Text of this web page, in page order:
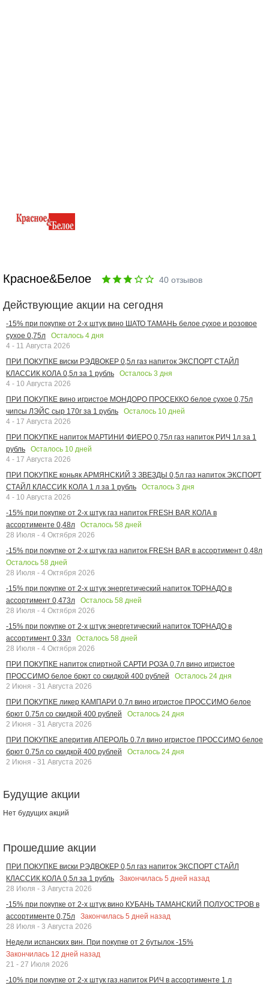
Красное&Белое 40 отзывов
Действующие акции на сегодня
-15% при покупке от 2-х штук вино ШАТО ТАМАНЬ белое сухое и розовое
сухое 0,75л
Осталось 4 дня
4 - 11 Августа 2026
ПРИ ПОКУПКЕ виски РЭДВОКЕР 0,5л газ напиток ЭКСПОРТ СТАЙЛ
КЛАССИК КОЛА 0,5л за 1 рубль
Осталось 3 дня
4 - 10 Августа 2026
ПРИ ПОКУПКЕ вино игристое МОНДОРО ПРОСЕККО белое сухое 0,75л
чипсы ЛЭЙС сыр 170г за 1 рубль
Осталось 10 дней
4 - 17 Августа 2026
ПРИ ПОКУПКЕ напиток МАРТИНИ ФИЕРО 0,75л газ напиток РИЧ 1л за 1
рубль
Осталось 10 дней
4 - 17 Августа 2026
ПРИ ПОКУПКЕ коньяк АРМЯНСКИЙ 3 ЗВЕЗДЫ 0,5л газ напиток ЭКСПОРТ
СТАЙЛ КЛАССИК КОЛА 1 л за 1 рубль
Осталось 3 дня
4 - 10 Августа 2026
-15% при покупке от 2-х штук газ напиток FRESH BAR КОЛА в
ассортименте 0,48л
Осталось 58 дней
28 Июля - 4 Октября 2026
-15% при покупке от 2-х штук газ напиток FRESH BAR в ассортимент 0,48л
Осталось 58 дней
28 Июля - 4 Октября 2026
-15% при покупке от 2-х штук энергетический напиток ТОРНАДО в
ассортимент 0,473л
Осталось 58 дней
28 Июля - 4 Октября 2026
-15% при покупке от 2-х штук энергетический напиток ТОРНАДО в
ассортимент 0,33л
Осталось 58 дней
28 Июля - 4 Октября 2026
ПРИ ПОКУПКЕ напиток спиртной САРТИ РОЗА 0.7л вино игристое
ПРОССИМО белое брют со скидкой 400 рублей
Осталось 24 дня
2 Июня - 31 Августа 2026
ПРИ ПОКУПКЕ ликер КАМПАРИ 0.7л вино игристое ПРОССИМО белое
брют 0.75л со скидкой 400 рублей
Осталось 24 дня
2 Июня - 31 Августа 2026
ПРИ ПОКУПКЕ аперитив АПЕРОЛЬ 0.7л вино игристое ПРОССИМО белое
брют 0.75л со скидкой 400 рублей
Осталось 24 дня
2 Июня - 31 Августа 2026
Будущие акции
Нет будущих акций
Прошедшие акции
ПРИ ПОКУПКЕ виски РЭДВОКЕР 0,5л газ напиток ЭКСПОРТ СТАЙЛ
КЛАССИК КОЛА 0,5л за 1 рубль
Закончилась 5 дней назад
28 Июля - 3 Августа 2026
-15% при покупке от 2-х штук вино КУБАНЬ ТАМАНСКИЙ ПОЛУОСТРОВ в
ассортименте 0,75л
Закончилась 5 дней назад
28 Июля - 3 Августа 2026
Недели испанских вин. При покупке от 2 бутылок -15%
Закончилась 12 дней назад
21 - 27 Июля 2026
-10% при покупке от 2-х штук газ.напиток РИЧ в ассортименте 1 л